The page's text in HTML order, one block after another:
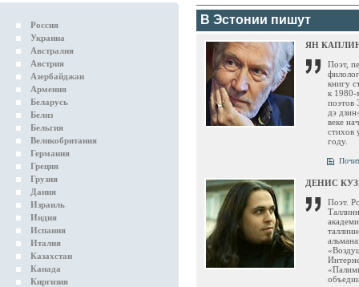
Россия
Украина
Австралия
Австрия
Азербайджан
Армения
Беларусь
Белиз
Бельгия
Великобритания
Германия
Греция
Грузия
Дания
Израиль
Индия
Испания
Италия
Казахстан
Канада
Киргизия
В Эстонии пишут
ЯН
Поэт,
книгу
к 1980-
поэтов
дэ
веке
стихов
году.
ДЕНИС
Поэт.